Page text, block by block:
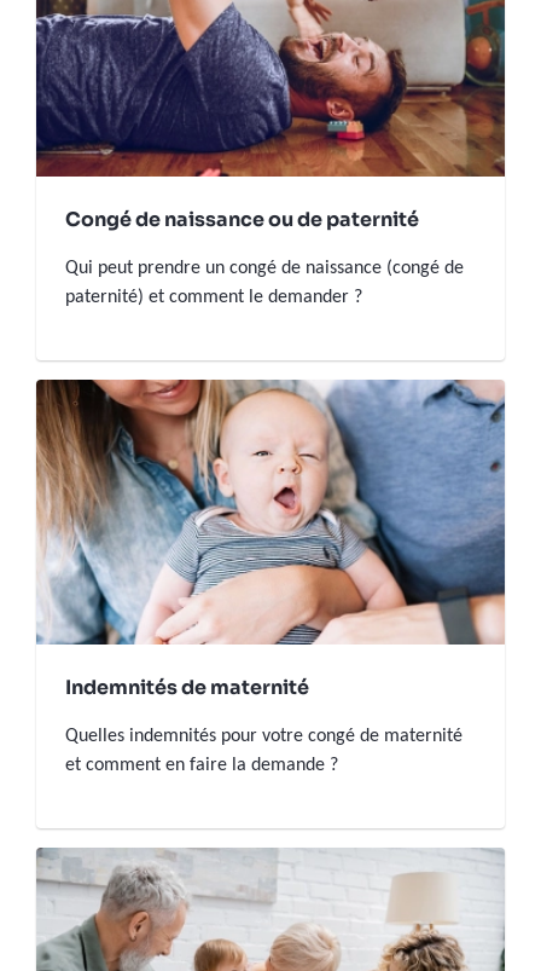
Congé de naissance ou de paternité
Qui peut prendre un congé de naissance (congé de
paternité) et comment le demander ?
Indemnités de maternité
Quelles indemnités pour votre congé de maternité
et comment en faire la demande ?